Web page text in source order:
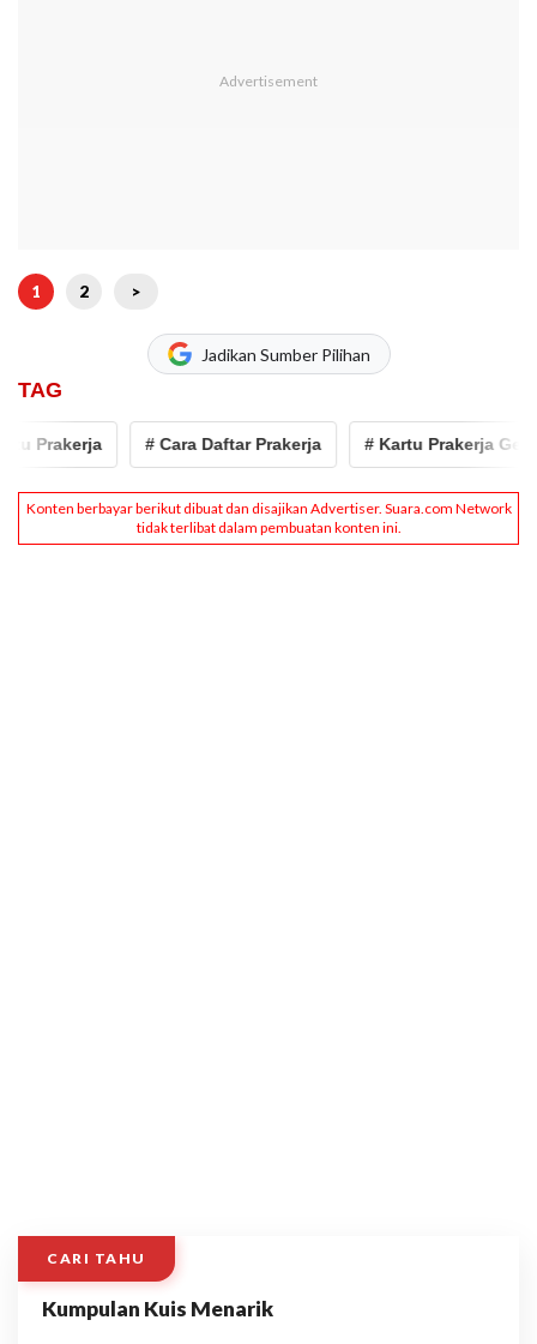
1 2 >
Jadikan Sumber Pilihan
TAG
Prakerja # Cara Daftar Prakerja # Kartu Prakerja
CARI TAHU
Kumpulan Kuis Menarik